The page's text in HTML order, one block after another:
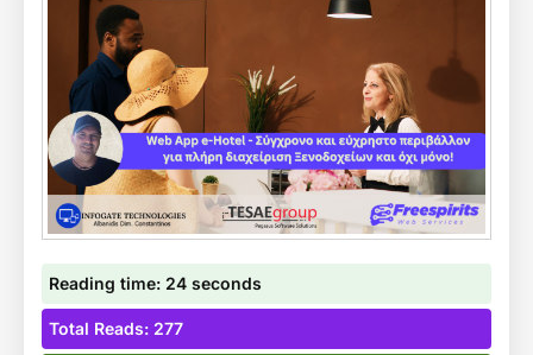
Reading time: 24 seconds
Total Reads: 277